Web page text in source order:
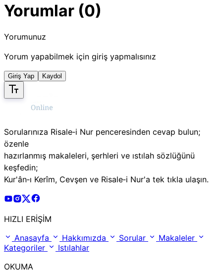
Yorumlar (0)
Yorumunuz
Yorum yapabilmek için giriş yapmalısınız
Giriş Yap Kaydol
Sorularınıza Risale‑i Nur penceresinden cevap bulun;
özenle
hazırlanmış makaleleri, şerhleri ve ıstılah sözlüğünü
keşfedin;
Kur'ân‑ı Kerîm, Cevşen ve Risale‑i Nur'a tek tıkla ulaşın.
Risale Online Youtube Hesabı
Risale Online Instagram Hesabı
Risale Online X Hesabı
HIZLI ERİŞİM
Anasayfa
Hakkımızda Sorular
Makaleler
Kategoriler
Istılahlar
OKUMA